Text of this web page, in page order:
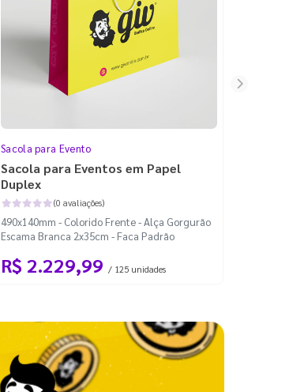
Sacola para Evento
Sacola para Eventos em Papel
Duplex
(0 avaliações)
490x140mm - Colorido Frente - Alça Gorgurão
Escama Branca 2x35cm - Faca Padrão
R$ 2.229,99 / 125 unidades